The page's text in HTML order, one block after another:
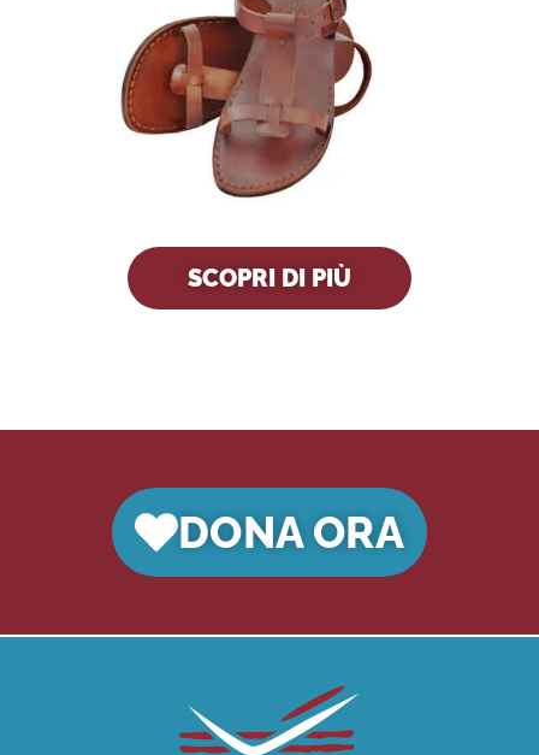
SCOPRI DI PIÙ
DONA ORA